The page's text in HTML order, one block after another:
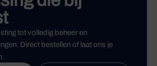
tot volledig beheer en
Direct bestellen of laat ons je